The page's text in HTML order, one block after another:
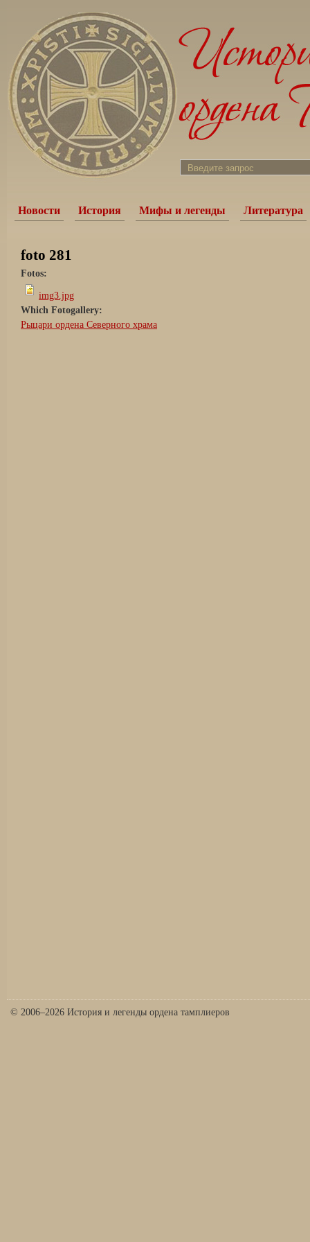
Новости История Мифы и легенды Литература
foto 281
Fotos:
img3.jpg
Which Fotogallery:
Рыцари ордена Северного храма
© 2006–2026 История и легенды ордена тамплиеров